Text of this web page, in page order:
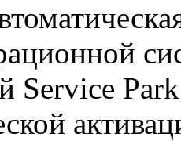
Service